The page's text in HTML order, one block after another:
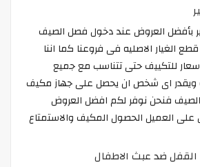
بأفضل العروض عند دخول فصل الصيف
الغيار الاصليه فى فروعنا كما اننا
للتكييف حتى تتناسب مع جميع
ويقدر اى شخص ان يحصل على جهاز مكيف
الصيف فنحن نوفر لكم افضل العروض
العميل الحصول المكيف والاستمتاع
ضد عبث الاطفال